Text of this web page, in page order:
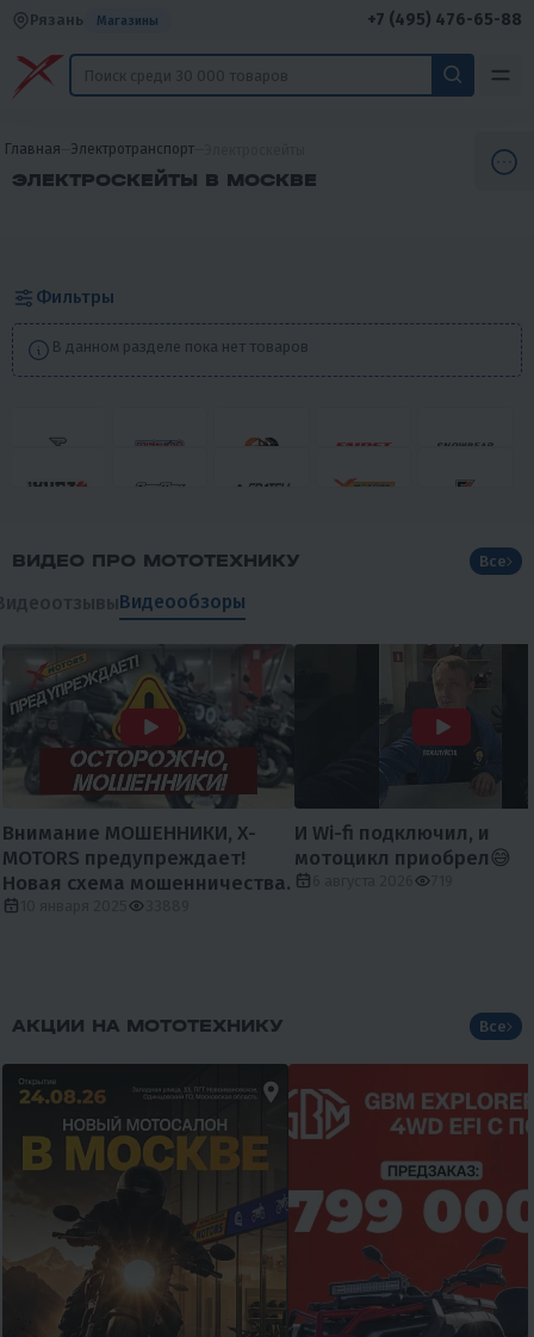
Рязань Магазины +7 (495) 476-65-88
Главная Электротранспорт
ЭЛЕКТРОСКЕЙТЫ В МОСКВЕ
Фильтры
В данном разделе пока нет товаров
ВИДЕО ПРО МОТОТЕХНИКУ
Видеообзоры
Все
Внимание МОШЕННИКИ, X-
MOTORS предупреждает!
Новая схема мошенничества.
И Wi-fi подключил, и
мотоцикл приобрел😅
АКЦИИ НА МОТОТЕХНИКУ Все